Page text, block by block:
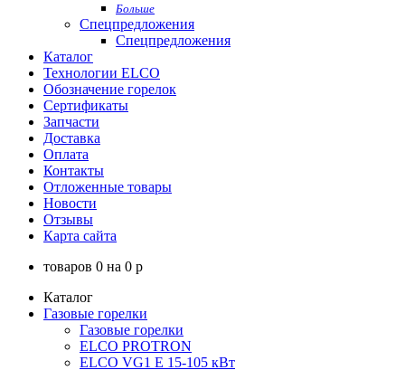
Больше
Спецпредложения
Спецпредложения
Каталог
Технологии ELCO
Обозначение горелок
Сертификаты
Запчасти
Доставка
Оплата
Контакты
Отложенные товары
Новости
Отзывы
Карта сайта
товаров 0 на 0 p
Каталог
Газовые горелки
Газовые горелки
ELCO PROTRON
ELCO VG1 E 15-105 кВт